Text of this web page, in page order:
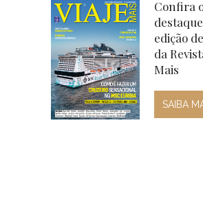
Confira
edição
da
Mais
SAIBA